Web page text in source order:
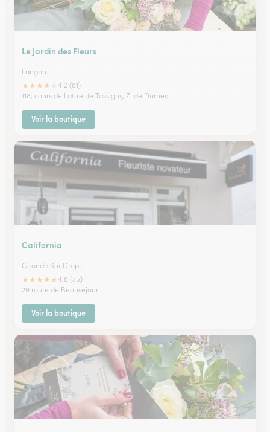
Le Jardin des Fleurs
Langon
★★★★
4.2 (81)
118, cours de Lattre de Tassigny, ZI de Dumes
Voir la boutique
California
Gironde Sur Dropt
★★★★★4.8 (75)
29 route de Beauséjour
Voir la boutique